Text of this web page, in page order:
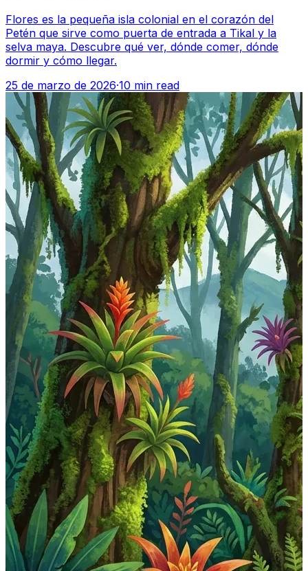
Flores es la pequeña isla colonial en el corazón del
Petén que sirve como puerta de entrada a Tikal y la
selva maya. Descubre qué ver, dónde comer, dónde
dormir y cómo llegar.
25 de marzo de 2026·10 min read